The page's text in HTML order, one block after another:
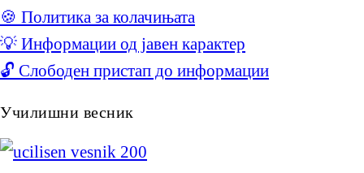
🍪 Политика за колачињата
💡 Информации од јавен карактер
🔓 Слободен пристап до информации
Училишни весник